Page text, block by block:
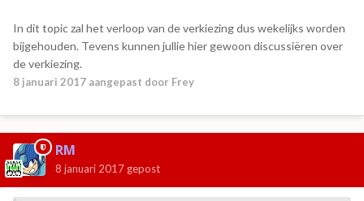
In dit topic zal het verloop van de verkiezing dus wekelijks worden
bijgehouden. Tevens kunnen jullie hier gewoon discussiëren over
de verkiezing.
8 januari 2017 aangepast door Frey
RM
8 januari 2017 gepost